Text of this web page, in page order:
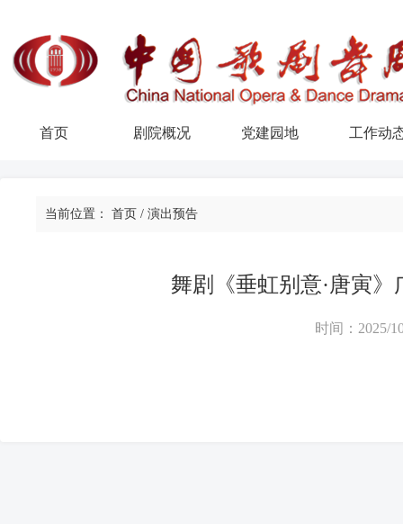
首页 剧院概况 党建园地 工作动
当前位置： 首页 / 演出预告
舞剧《垂虹别意·唐寅
时间：2025/